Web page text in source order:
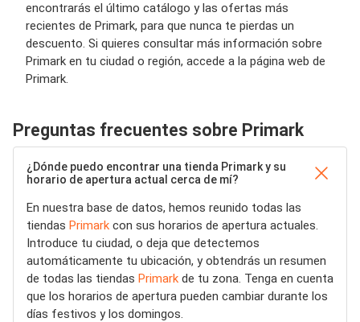
encontrarás el último catálogo y las ofertas más
recientes de Primark, para que nunca te pierdas un
descuento. Si quieres consultar más información sobre
Primark en tu ciudad o región, accede a la página web de
Primark.
Preguntas frecuentes sobre Primark
¿Dónde puedo encontrar una tienda Primark y su
horario de apertura actual cerca de mí?
En nuestra base de datos, hemos reunido todas las
tiendas Primark con sus horarios de apertura actuales.
Introduce tu ciudad, o deja que detectemos
automáticamente tu ubicación, y obtendrás un resumen
de todas las tiendas Primark de tu zona. Tenga en cuenta
que los horarios de apertura pueden cambiar durante los
días festivos y los domingos.